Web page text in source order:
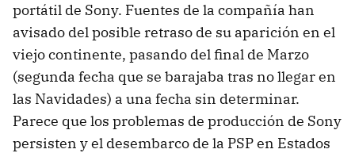
portátil de Sony. Fuentes de la compañía han
avisado del posible retraso de su aparición en el
viejo continente, pasando del final de Marzo
(segunda fecha que se barajaba tras no llegar en
las Navidades) a una fecha sin determinar.
Parece que los problemas de producción de Sony
persisten y el desembarco de la PSP en Estados